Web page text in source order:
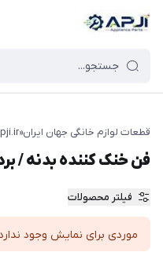
قطعات یدکی و جانبی لوازم خانگی
قطعات لوازم خانگی جهان ایران«apji.ir»
فن خنک کننده بدنه /
فیلتر محصولات
موردی برای نمایش وجود